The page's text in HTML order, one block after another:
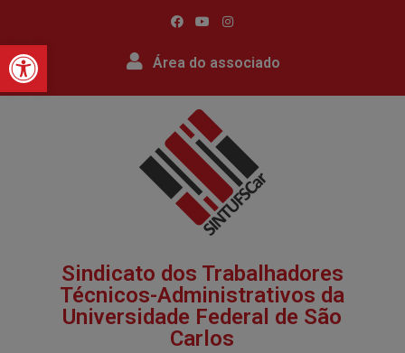
Barra de Ferramentas
Área do associado
Sindicato dos Trabalhadores
Técnicos-Administrativos da
Universidade Federal de São
Carlos​